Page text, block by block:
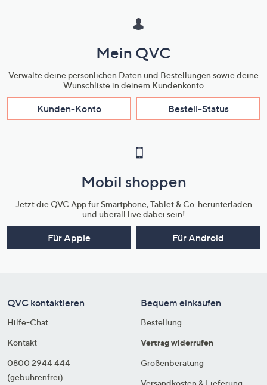
Mein QVC
Verwalte deine persönlichen Daten und Bestellungen sowie deine
Wunschliste in deinem Kundenkonto
Kunden-Konto Bestell-Status
Mobil shoppen
Jetzt die QVC App für Smartphone, Tablet & Co. herunterladen
und überall live dabei sein!
Für Apple Für Android
QVC kontaktieren
Hilfe-Chat
Kontakt
0800 2944 444
(gebührenfrei)
Bequem einkaufen
Bestellung
Vertrag widerrufen
Größenberatung
Versandkosten & Lieferung